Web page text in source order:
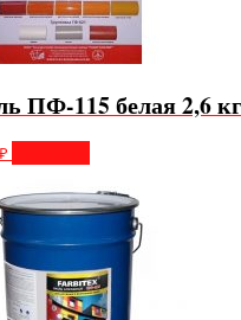
ПФ-115 белая 2,6
₽